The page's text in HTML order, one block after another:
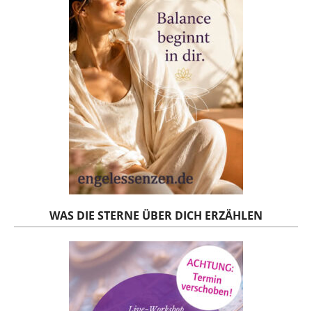
WAS DIE STERNE ÜBER DICH ERZÄHLEN